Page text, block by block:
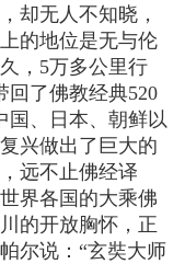
却无人不知晓，
的地位是无与伦
，5万多公里行
回了佛教经典520
国、日本、朝鲜以
兴做出了巨大的
远不止佛经译
界各国的大乘佛
的开放胸怀，正
尔说：“玄奘大师